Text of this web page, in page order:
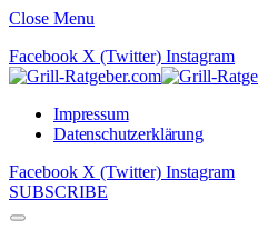
Close Menu
Facebook X (Twitter) Instagram
Impressum
Datenschutzerklärung
Facebook X (Twitter) Instagram
SUBSCRIBE